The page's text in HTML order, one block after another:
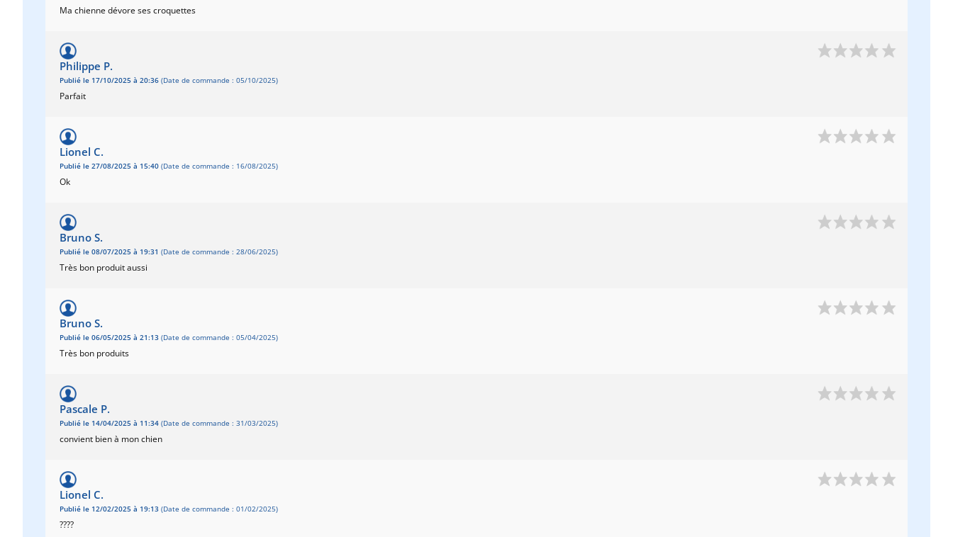
Ma chienne dévore ses croquettes
Philippe P.
Publié le 17/10/2025 à 20:36 (Date de commande : 05/10/2025)
Parfait
Lionel C.
Publié le 27/08/2025 à 15:40 (Date de commande : 16/08/2025)
Ok
Bruno S.
Publié le 08/07/2025 à 19:31 (Date de commande : 28/06/2025)
Très bon produit aussi
Bruno S.
Publié le 06/05/2025 à 21:13 (Date de commande : 05/04/2025)
Très bon produits
Pascale P.
Publié le 14/04/2025 à 11:34 (Date de commande : 31/03/2025)
convient bien à mon chien
Lionel C.
Publié le 12/02/2025 à 19:13 (Date de commande : 01/02/2025)
????